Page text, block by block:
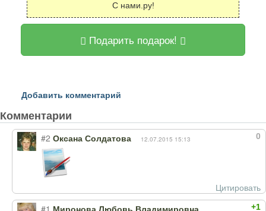
С нами.ру!
Подарить подарок!
Добавить комментарий
Комментарии
0
#2 Оксана Солдатова 12.07.2015 15:13
Цитировать
+1
#1